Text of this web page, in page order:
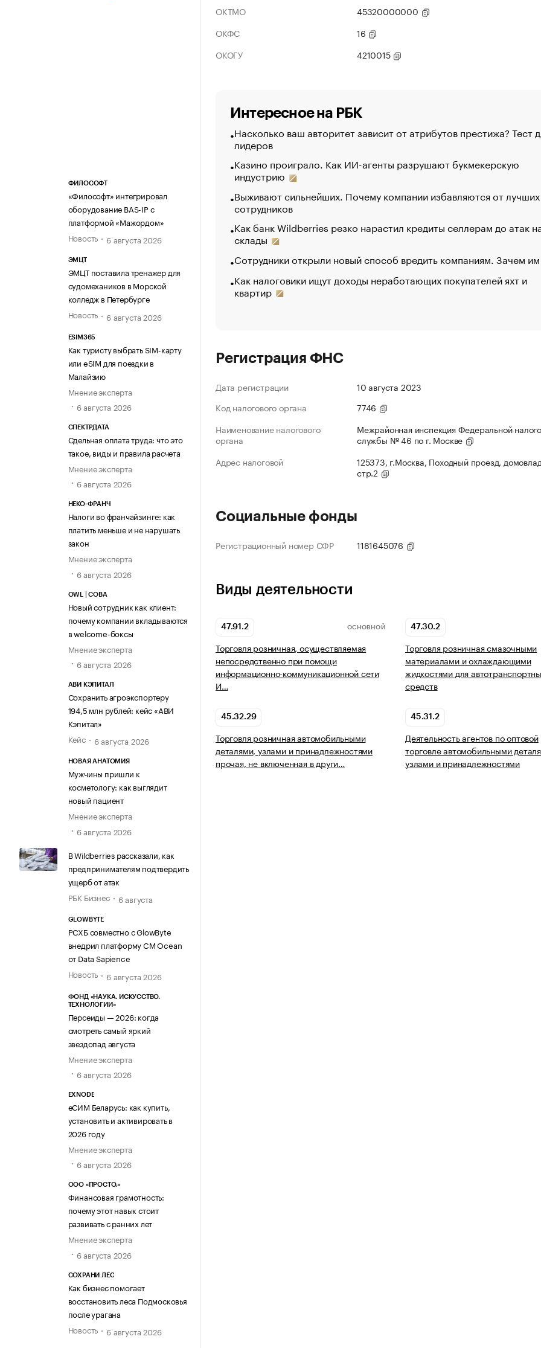
ФИЛОСОФТ
«Философт» интегрировал
оборудование BAS-IP с
платформой «Мажордом»
Новость
6 августа 2026
ЭМЦТ
ЭМЦТ поставила тренажер для
судомехаников в Морской
колледж в Петербурге
Новость
6 августа 2026
ESIM365
Как туристу выбрать SIM-карту
или eSIM для поездки в
Малайзию
Мнение эксперта
6 августа 2026
СПЕКТРДАТА
Сдельная оплата труда: что это
такое, виды и правила расчета
Мнение эксперта
6 августа 2026
НЕКО-ФРАНЧ
Налоги во франчайзинге: как
платить меньше и не нарушать
закон
Мнение эксперта
6 августа 2026
OWL | СОВА
Новый сотрудник как клиент:
почему компании вкладываются
в welcome-боксы
Мнение эксперта
6 августа 2026
АВИ КЭПИТАЛ
Сохранить агроэкспортеру
194,5 млн рублей: кейс «АВИ
Кэпитал»
Кейс
6 августа 2026
НОВАЯ АНАТОМИЯ
Мужчины пришли к
косметологу: как выглядит
новый пациент
Мнение эксперта
6 августа 2026
В Wildberries рассказали, как
предпринимателям подтвердить
ущерб от атак
РБК Бизнес
6 августа
GLOWBYTE
РСХБ совместно с GlowByte
внедрил платформу CM Ocean
от Data Sapience
Новость
6 августа 2026
ФОНД «НАУКА. ИСКУССТВО.
ТЕХНОЛОГИИ»
Персеиды — 2026: когда
смотреть самый яркий
звездопад августа
Мнение эксперта
6 августа 2026
EXNODE
еСИМ Беларусь: как купить,
установить и активировать в
2026 году
Мнение эксперта
6 августа 2026
ООО «ПРОСТО.»
Финансовая грамотность:
почему этот навык стоит
развивать с ранних лет
Мнение эксперта
6 августа 2026
СОХРАНИ ЛЕС
Как бизнес помогает
восстановить леса Подмосковья
после урагана
Новость
6 августа 2026
ОКТМО
45320000000
ОКФС
16
ОКОГУ
4210015
Интересное на РБК
Насколько ваш авторитет зависит от атрибутов престижа? Тест
лидеров
Казино проиграло. Как ИИ-агенты разрушают букмекерскую
индустрию
Выживают сильнейших. Почему компании избавляются от лучших
сотрудников
Как банк Wildberries резко нарастил кредиты селлерам до атак
склады
Сотрудники открыли новый способ вредить компаниям. Зачем
Как налоговики ищут доходы неработающих покупателей яхт и
квартир
Регистрация ФНС
Дата регистрации
10 августа 2023
Код налогового органа
7746
Наименование налогового
органа
Межрайонная инспекция Федеральной
службы № 46 по г. Москве
Адрес налоговой
125373, г.Москва, Походный проезд,
стр.2
Социальные фонды
Регистрационный номер СФР 1181645076
Виды деятельности
47.91.2 ОСНОВНОЙ
Торговля розничная, осуществляемая
непосредственно при помощи
информационно-коммуникационной сети
И…
47.30.2
Торговля розничная смазочными
материалами и охлаждающими
жидкостями для
средств
45.32.29
Торговля розничная автомобильными
деталями, узлами и принадлежностями
прочая, не включенная в други…
45.31.2
Деятельность агентов по оптовой
торговле автомобильными
узлами и принадлежностями